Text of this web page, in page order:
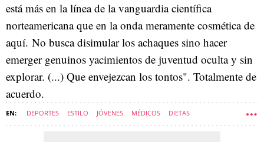
está más en la línea de la vanguardia científica
norteamericana que en la onda meramente cosmética de
aquí. No busca disimular los achaques sino hacer
emerger genuinos yacimientos de juventud oculta y sin
explorar. (...) Que envejezcan los tontos". Totalmente de
acuerdo.
DEPORTES ESTILO JÓVENES MÉDICOS DIETAS